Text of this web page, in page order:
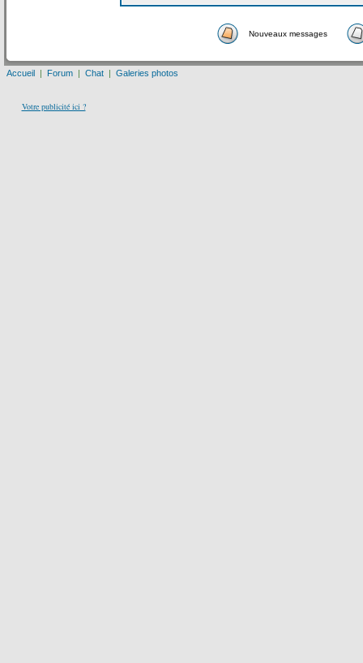
Nouveaux messages
Accueil | Forum | Chat | Galeries photos
Votre publicité ici ?